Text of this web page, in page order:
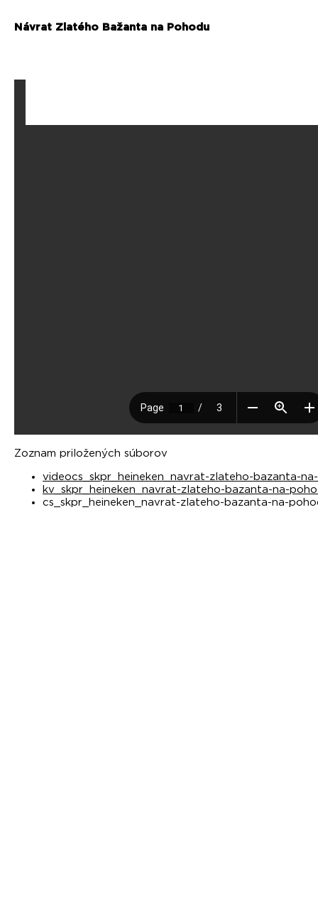
Návrat Zlatého Bažanta na Pohodu
Zoznam priložených súborov
videocs_skpr_heineken_navrat-zlateho-bazanta-
kv_skpr_heineken_navrat-zlateho-bazanta-na-
cs_skpr_heineken_navrat-zlateho-bazanta-na-